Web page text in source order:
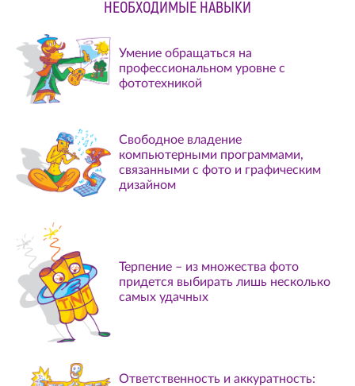
НЕОБХОДИМЫЕ НАВЫКИ
Умение обращаться на
профессиональном уровне с
фототехникой
Свободное владение
компьютерными программами,
связанными с фото и графическим
дизайном
Терпение – из множества фото
придется выбирать лишь несколько
самых удачных
Ответственность и аккуратность: